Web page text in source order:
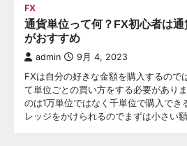
FX
通貨単位って何？FX初心者は
がおすすめ
admin 9月 4, 2023
FXは自分の好きな金額を購入するので
て単位ごとの買い方をする必要があり
のは1万単位ではなく千単位で購入で
レッジをかけられるのでまずは小さい